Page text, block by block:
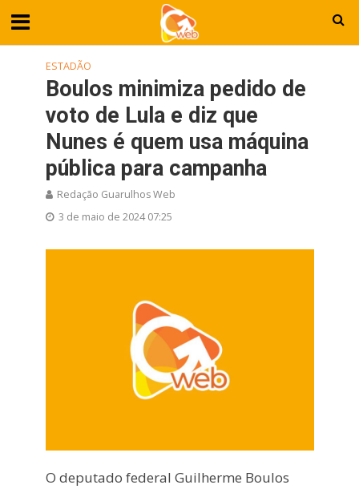
ESTADÃO
Boulos minimiza pedido de
voto de Lula e diz que
Nunes é quem usa máquina
pública para campanha
Redação Guarulhos Web
3 de maio de 2024 07:25
O deputado federal Guilherme Boulos